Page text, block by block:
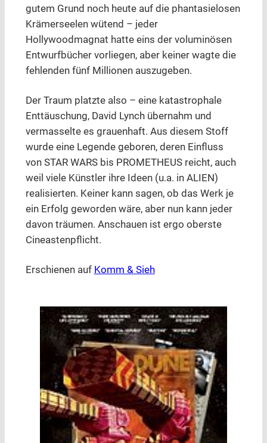
gutem Grund noch heute auf die phantasielosen
Krämerseelen wütend – jeder
Hollywoodmagnat hatte eins der voluminösen
Entwurfbücher vorliegen, aber keiner wagte die
fehlenden fünf Millionen auszugeben.
Der Traum platzte also – eine katastrophale
Enttäuschung, David Lynch übernahm und
vermasselte es grauenhaft. Aus diesem Stoff
wurde eine Legende geboren, deren Einfluss
von STAR WARS bis PROMETHEUS reicht, auch
weil viele Künstler ihre Ideen (u.a. in ALIEN)
realisierten. Keiner kann sagen, ob das Werk je
ein Erfolg geworden wäre, aber nun kann jeder
davon träumen. Anschauen ist ergo oberste
Cineastenpflicht.
Erschienen auf Komm & Sieh